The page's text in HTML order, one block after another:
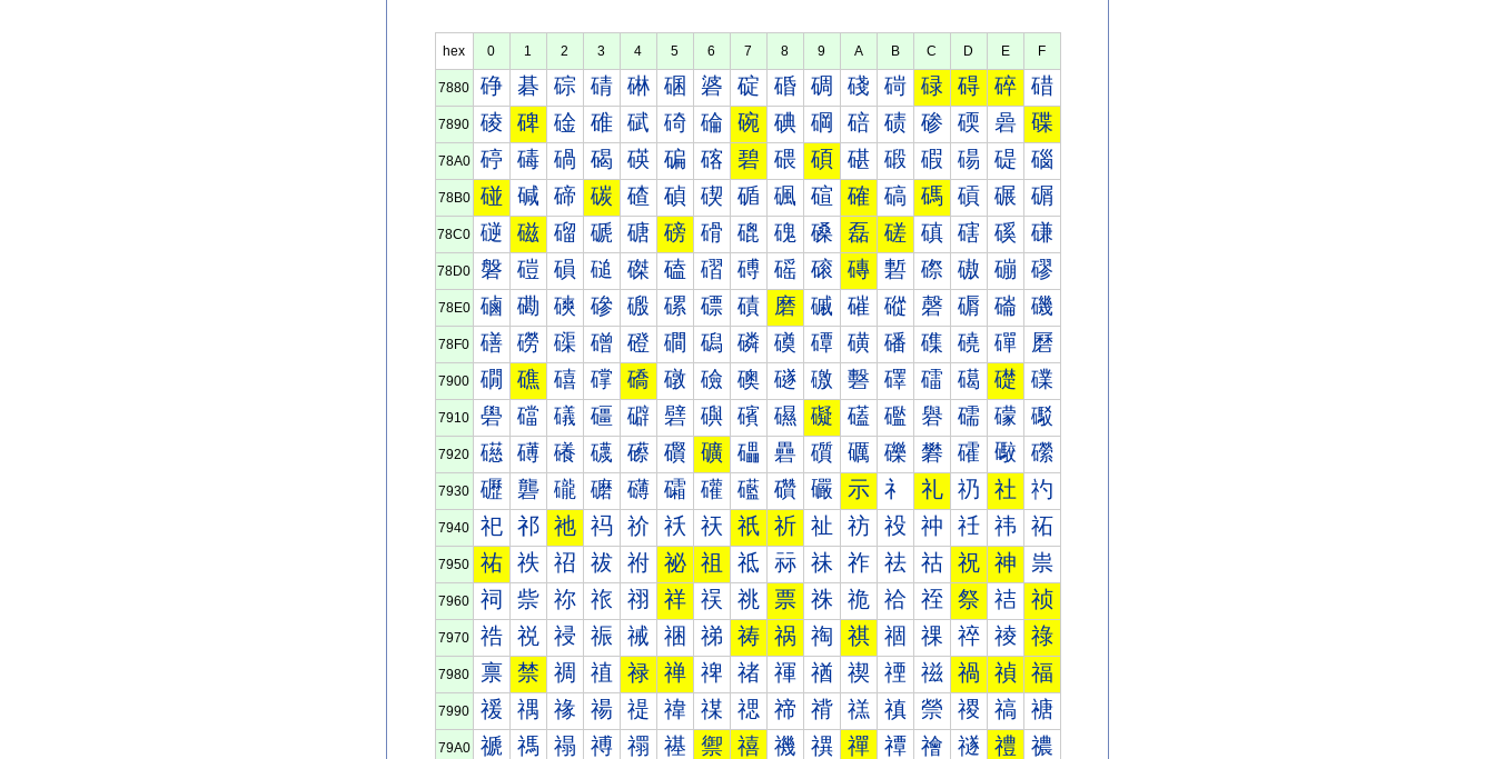
hex 0 1 2 3 4 5 6 7 8 9 A B C D E F
7880 碀 碁 碂 碃 碄 碅 碆 碇 碈 碉 碊 碋 碌 碍 碎 碏
7890 碐 碑 碒 碓 碔 碕 碖 碗 碘 碙 碚 碛 碜 碝 碞 碟
78A0 碠 碡 碢 碣 碤 碥 碦 碧 碨 碩 碪 碫 碬 碭 碮 碯
78B0 碰 碱 碲 碳 碴 碵 碶 碷 碸 碹 確 碻 碼 碽 碾 碿
78C0 磀 磁 磂 磃 磄 磅 磆 磇 磈 磉 磊 磋 磌 磍 磎 磏
78D0 磐 磑 磒 磓 磔 磕 磖 磗 磘 磙 磚 磛 磜 磝 磞 磟
78E0 磠 磡 磢 磣 磤 磥 磦 磧 磨 磩 磪 磫 磬 磭 磮 磯
78F0 磰 磱 磲 磳 磴 磵 磶 磷 磸 磹 磺 磻 磼 磽 磾 磿
7900 礀 礁 礂 礃 礄 礅 礆 礇 礈 礉 礊 礋 礌 礍 礎 礏
7910 礐 礑 礒 礓 礔 礕 礖 礗 礘 礙 礚 礛 礜 礝 礞 礟
7920 礠 礡 礢 礣 礤 礥 礦 礧 礨 礩 礪 礫 礬 礭 礮 礯
7930 礰 礱 礲 礳 礴 礵 礶 礷 礸 礹 示 礻 礼 礽 社 礿
7940 祀 祁 祂 祃 祄 祅 祆 祇 祈 祉 祊 祋 祌 祍 祎 祏
7950 祐 祑 祒 祓 祔 祕 祖 祗 祘 祙 祚 祛 祜 祝 神 祟
7960 祠 祡 祢 祣 祤 祥 祦 祧 票 祩 祪 祫 祬 祭 祮 祯
7970 祰 祱 祲 祳 祴 祵 祶 祷 祸 祹 祺 祻 祼 祽 祾 祿
7980 禀 禁 禂 禃 禄 禅 禆 禇 禈 禉 禊 禋 禌 禍 禎 福
7990 禐 禑 禒 禓 禔 禕 禖 禗 禘 禙 禚 禛 禜 禝 禞 禟
79A0 禠 禡 禢 禣 禤 禥 禦 禧 禨 禩 禪 禫 禬 禭 禮 禯